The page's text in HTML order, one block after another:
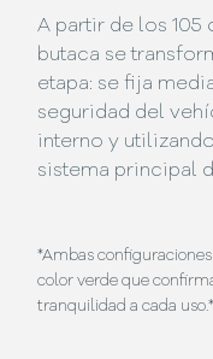
A partir de los 105
butaca se
etapa: se fija
seguridad del
interno y
sistema principal
*Ambas
color verde que
tranquilidad a cada uso.*